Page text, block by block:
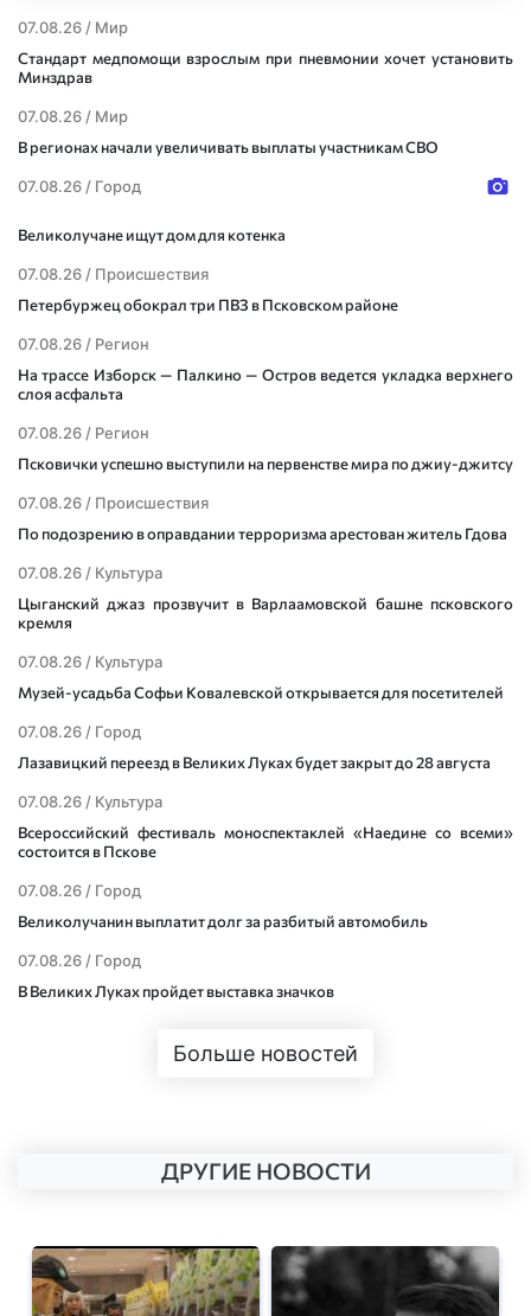
07.08.26 / Мир
Стандарт медпомощи взрослым при пневмонии хочет установить
Минздрав
07.08.26 / Мир
В регионах начали увеличивать выплаты участникам СВО
07.08.26 / Город
Великолучане ищут дом для котенка
07.08.26 / Происшествия
Петербуржец обокрал три ПВЗ в Псковском районе
07.08.26 / Регион
На трассе Изборск — Палкино — Остров ведется укладка верхнего
слоя асфальта
07.08.26 / Регион
Псковички успешно выступили на первенстве мира по джиу-джитсу
07.08.26 / Происшествия
По подозрению в оправдании терроризма арестован житель Гдова
07.08.26 / Культура
Цыганский джаз прозвучит в Варлаамовской башне псковского
кремля
07.08.26 / Культура
Музей-усадьба Софьи Ковалевской открывается для посетителей
07.08.26 / Город
Лазавицкий переезд в Великих Луках будет закрыт до 28 августа
07.08.26 / Культура
Всероссийский фестиваль моноспектаклей «Наедине со всеми»
состоится в Пскове
07.08.26 / Город
Великолучанин выплатит долг за разбитый автомобиль
07.08.26 / Город
В Великих Луках пройдет выставка значков
Больше новостей
ДРУГИЕ НОВОСТИ